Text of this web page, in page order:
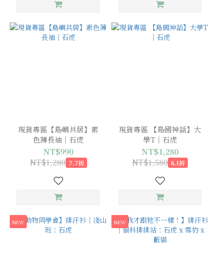
現貨專區【島嶼共居】素
色薄長袖｜石虎
NT$990
NT$1,280 7.7折
現貨專區 【島國神話】大
學T｜石虎
NT$1,280
NT$1,580 8.1折
NEW NEW